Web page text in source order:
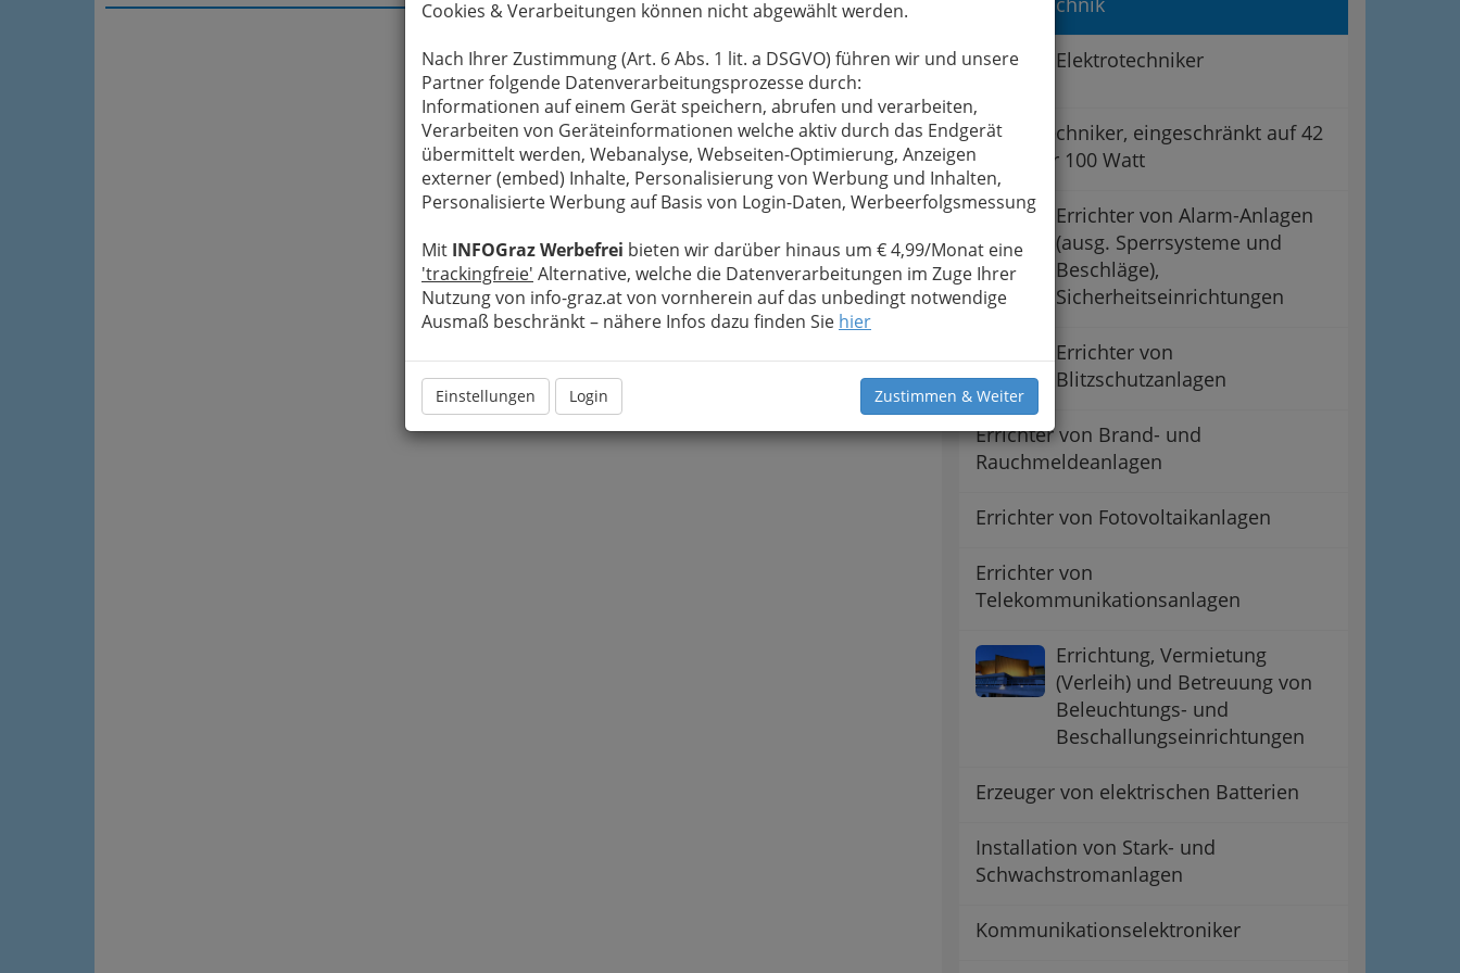
Cookies & Verarbeitungen können nicht abgewählt werden.
Nach Ihrer Zustimmung (Art. 6 Abs. 1 lit. a DSGVO) führen wir und unsere
Partner folgende Datenverarbeitungsprozesse durch:
Informationen auf einem Gerät speichern, abrufen und verarbeiten,
Verarbeiten von Geräteinformationen welche aktiv durch das Endgerät
übermittelt werden, Webanalyse, Webseiten-Optimierung, Anzeigen
externer (embed) Inhalte, Personalisierung von Werbung und Inhalten,
Personalisierte Werbung auf Basis von Login-Daten, Werbeerfolgsmessung
Mit INFOGraz Werbefrei bieten wir darüber hinaus um € 4,99/Monat eine
'trackingfreie' Alternative, welche die Datenverarbeitungen im Zuge Ihrer
Nutzung von info-graz.at von vornherein auf das unbedingt notwendige
Ausmaß beschränkt – nähere Infos dazu finden Sie hier
Einstellungen Login Zustimmen & Weiter
Elektrotechniker
Elektrotechniker, eingeschränkt auf 42
Volt oder 100 Watt
Errichter von Alarm-Anlagen
(ausg. Sperrsysteme und
Beschläge),
Sicherheitseinrichtungen
Errichter von
Blitzschutzanlagen
Errichter von Brand- und
Rauchmeldeanlagen
Errichter von Fotovoltaikanlagen
Errichter von
Telekommunikationsanlagen
Errichtung, Vermietung
(Verleih) und Betreuung von
Beleuchtungs- und
Beschallungseinrichtungen
Erzeuger von elektrischen Batterien
Installation von Stark- und
Schwachstromanlagen
Kommunikationselektroniker